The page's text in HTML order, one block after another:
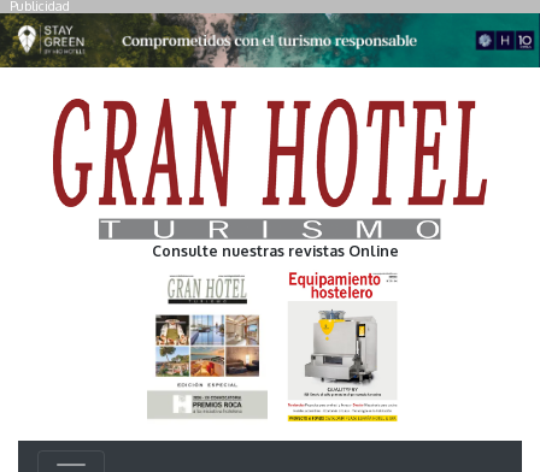
Publicidad
Consulte nuestras revistas Online